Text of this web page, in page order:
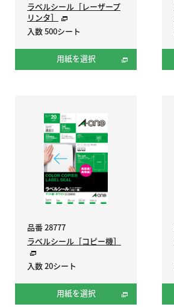
ラベルシール［レーザープ
リンタ］
入数 500シート
用紙を選択
品番 28777
ラベルシール［コピー機］
入数 20シート
用紙を選択